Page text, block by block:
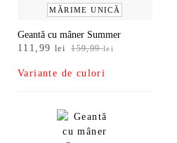
MĂRIME UNICĂ
Geantă cu mâner Summer
159,99lei
Prețul
a
fost:
111,99 lei
Prețul
este:
111,99 lei.
Variante de culori